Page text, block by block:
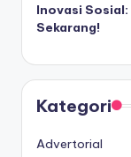
Inovasi
Sekarang!
Kategori
Advertorial